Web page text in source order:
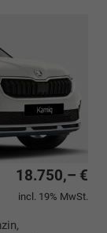
18.750,– €
incl. 19% MwSt.